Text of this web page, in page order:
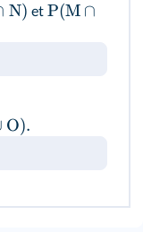
N) et P(M ∩
O).